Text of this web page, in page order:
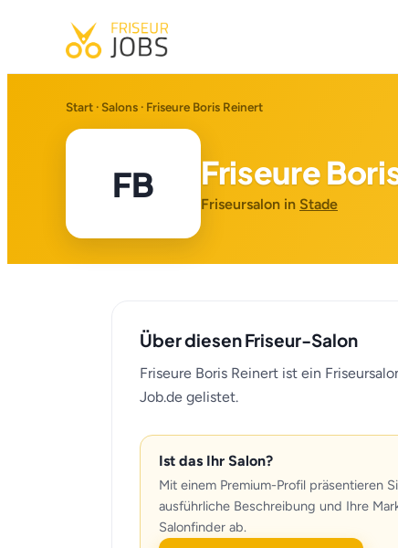
Start · Salons · Friseure Boris Reinert
FB Friseure
Friseursalon in Stade
Über diesen Friseur-Salon
Friseure Boris Reinert ist ein
Job.de gelistet.
Ist das Ihr Salon?
Mit einem Premium-Profil präsentieren
ausführliche Beschreibung und Ihre
Salonfinder ab.